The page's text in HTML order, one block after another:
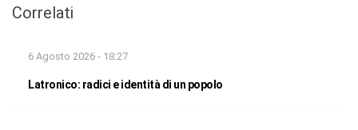
Correlati
6 Agosto 2026 - 18:27
Latronico: radici e identità di un popolo